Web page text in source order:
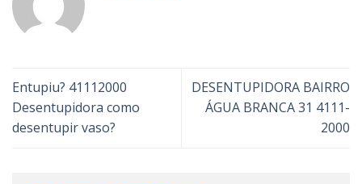
Entupiu? 41112000
Desentupidora como
desentupir vaso?
DESENTUPIDORA BAIRRO
ÁGUA BRANCA 31 4111-
2000